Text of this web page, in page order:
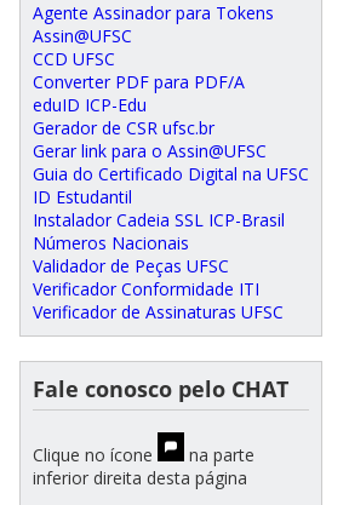
Agente Assinador para Tokens
Assin@UFSC
CCD UFSC
Converter PDF para PDF/A
eduID ICP-Edu
Gerador de CSR ufsc.br
Gerar link para o Assin@UFSC
Guia do Certificado Digital na UFSC
ID Estudantil
Instalador Cadeia SSL ICP-Brasil
Números Nacionais
Validador de Peças UFSC
Verificador Conformidade ITI
Verificador de Assinaturas UFSC
Fale conosco pelo CHAT
Clique no ícone
na parte
inferior direita desta página